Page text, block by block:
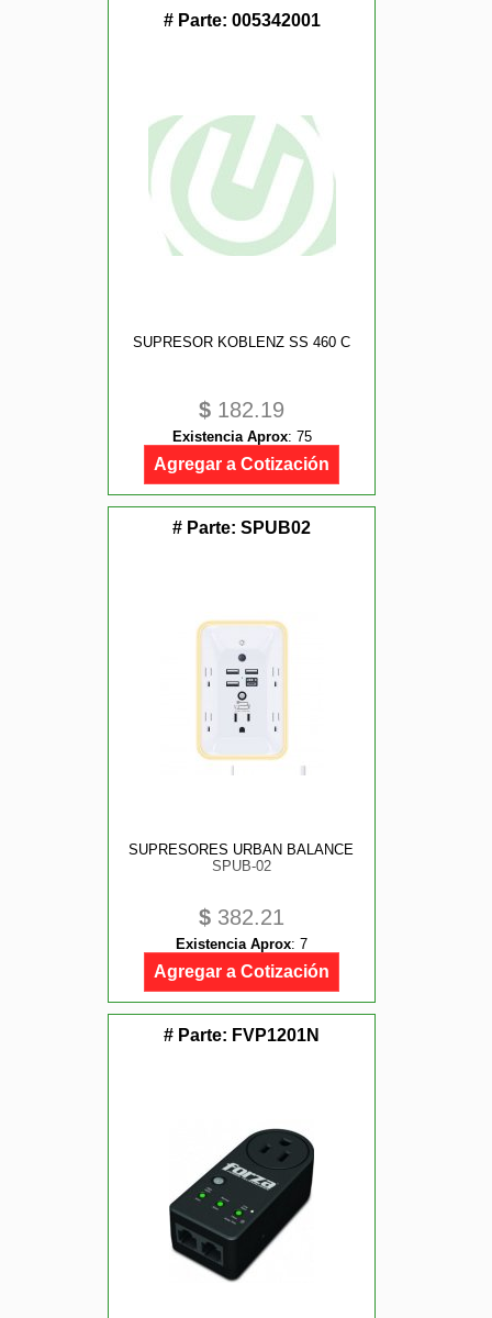
# Parte: 005342001
SUPRESOR KOBLENZ SS 460 C
$ 182.19
Existencia Aprox: 75
Agregar a Cotización
# Parte: SPUB02
SUPRESORES URBAN BALANCE
SPUB-02
$ 382.21
Existencia Aprox: 7
Agregar a Cotización
# Parte: FVP1201N